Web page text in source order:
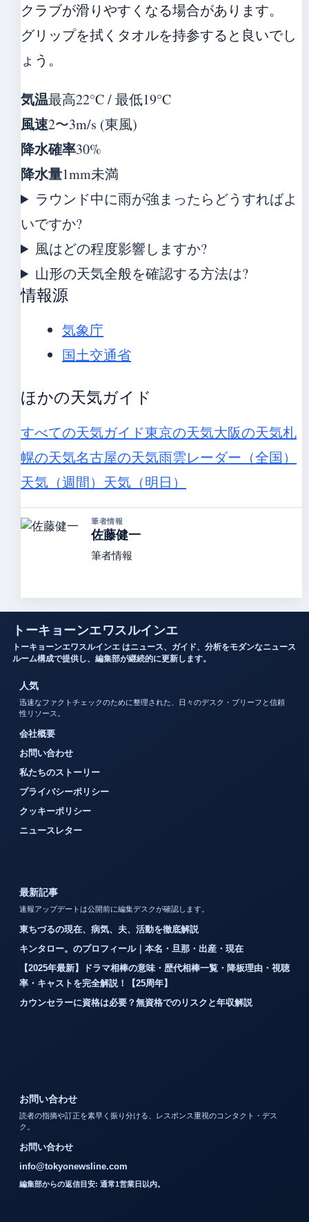
クラブが滑りやすくなる場合があります。
グリップを拭くタオルを持参すると良いでし
ょう。
気温最高22°C / 最低19°C
風速2〜3m/s (東風)
降水確率30%
降水量1mm未満
ラウンド中に雨が強まったらどうすればよ
いですか?
風はどの程度影響しますか?
山形の天気全般を確認する方法は?
情報源
気象庁
国土交通省
ほかの天気ガイド
すべての天気ガイド東京の天気大阪の天気札
幌の天気名古屋の天気雨雲レーダー（全国）
天気（週間） 天気（明日）
筆者情報
佐藤健一
筆者情報
トーキョーンエワスルインエ
トーキョーンエワスルインエ はニュース、ガイド、分析をモダンなニュース
ルーム構成で提供し、編集部が継続的に更新します。
人気
迅速なファクトチェックのために整理された、日々のデスク・ブリーフと信頼
性リソース。
会社概要
お問い合わせ
私たちのストーリー
プライバシーポリシー
クッキーポリシー
ニュースレター
最新記事
速報アップデートは公開前に編集デスクが確認します。
東ちづるの現在、病気、夫、活動を徹底解説
キンタロー。のプロフィール｜本名・旦那・出産・現在
【2025年最新】ドラマ相棒の意味・歴代相棒一覧・降板理由・視聴
率・キャストを完全解説！【25周年】
カウンセラーに資格は必要？無資格でのリスクと年収解説
お問い合わせ
読者の指摘や訂正を素早く振り分ける、レスポンス重視のコンタクト・デス
ク。
お問い合わせ
info@tokyonewsline.com
編集部からの返信目安: 通常1営業日以内。